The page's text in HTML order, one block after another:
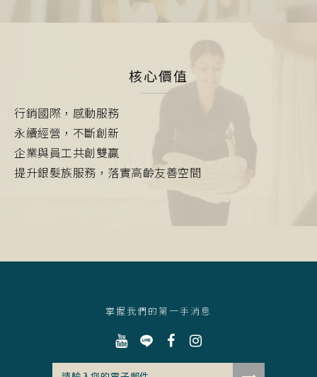
核心價值
行銷國際，感動服務
永續經營，不斷創新
企業與員工共創雙贏
提升銀髮族服務，落實高齡友善空間
掌握我們的第一手消息